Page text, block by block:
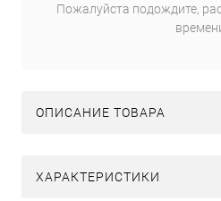
Пожалуйста подождите,
ОПИСАНИЕ ТОВАРА
ХАРАКТЕРИСТИКИ